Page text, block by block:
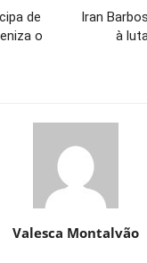
de
o
Iran
à
Valesca Montalvão